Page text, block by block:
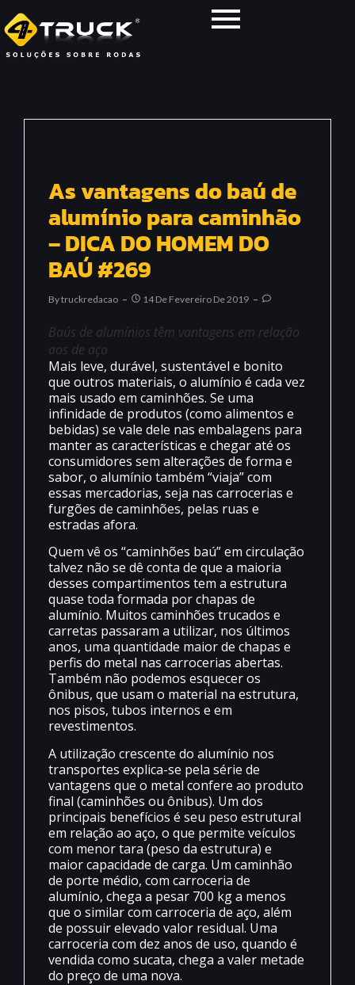
As vantagens do baú de
alumínio para caminhão
– DICA DO HOMEM DO
BAÚ #269
ByTruckredacao 14 De Fevereiro De 2019
Baús de alumínios têm vantagens em relação
aos de aço
Mais leve, durável, sustentável e bonito
que outros materiais, o alumínio é cada vez
mais usado em caminhões. Se uma
infinidade de produtos (como alimentos e
bebidas) se vale dele nas embalagens para
manter as características e chegar até os
consumidores sem alterações de forma e
sabor, o alumínio também “viaja” com
essas mercadorias, seja nas carrocerias e
furgões de caminhões, pelas ruas e
estradas afora.
Quem vê os “caminhões baú” em circulação
talvez não se dê conta de que a maioria
desses compartimentos tem a estrutura
quase toda formada por chapas de
alumínio. Muitos caminhões trucados e
carretas passaram a utilizar, nos últimos
anos, uma quantidade maior de chapas e
perfis do metal nas carrocerias abertas.
Também não podemos esquecer os
ônibus, que usam o material na estrutura,
nos pisos, tubos internos e em
revestimentos.
A utilização crescente do alumínio nos
transportes explica-se pela série de
vantagens que o metal confere ao produto
final (caminhões ou ônibus). Um dos
principais benefícios é seu peso estrutural
em relação ao aço, o que permite veículos
com menor tara (peso da estrutura) e
maior capacidade de carga. Um caminhão
de porte médio, com carroceria de
alumínio, chega a pesar 700 kg a menos
que o similar com carroceria de aço, além
de possuir elevado valor residual. Uma
carroceria com dez anos de uso, quando é
vendida como sucata, chega a valer metade
do preço de uma nova.